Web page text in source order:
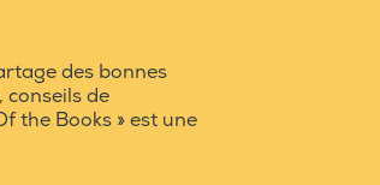
des bonnes
de
the Books » est une